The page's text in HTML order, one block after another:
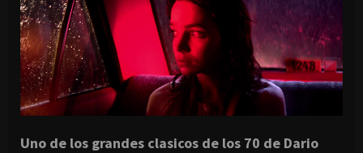
Uno de los grandes clasicos de los 70 de Dario